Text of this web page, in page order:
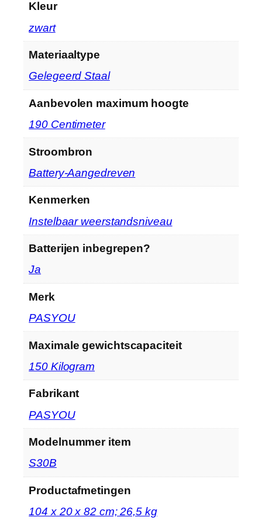
Kleur
‎zwart
Materiaaltype
‎Gelegeerd Staal
Aanbevolen maximum hoogte
‎190 Centimeter
Stroombron
‎Battery-Aangedreven
Kenmerken
‎Instelbaar weerstandsniveau
Batterijen inbegrepen?
‎Ja
Merk
‎PASYOU
Maximale gewichtscapaciteit
‎150 Kilogram
Fabrikant
‎PASYOU
Modelnummer item
‎S30B
Productafmetingen
‎104 x 20 x 82 cm; 26,5 kg